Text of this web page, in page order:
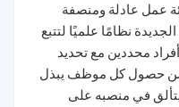
عمل عادلة ومنصفة
نظامًا علميًا لتتبع
محددين مع تحديد
حصول كل موظف يبذل
في منصبه على